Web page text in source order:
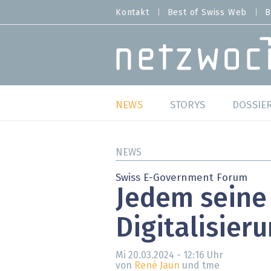
zum
MENU
Kontakt Best of Swiss Web
MAIN NAVIGATION
NEWS
Studien
Meinungen
Hands-on
STORYS
Best
SAP
NEWS
Swiss E-Government Forum
Jedem seine
Mi 20.03.2024 - 12:16 Uhr
von René Jaun und tme